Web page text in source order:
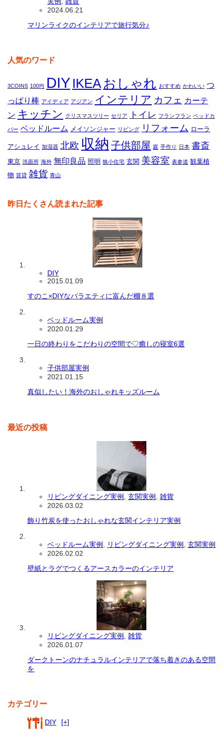
2024.06.21
マリンライクのインテリアで旅行気分♪
人気のワード
3COINS 100均 DIY IKEA おしゃれ おすすめ かわいい つ
っぱり棒 アイディア アジアン インテリア カフェ カーテ
ン キッチン クリスマスツリー セリア トイレ フランフラン ベッドカ
バー ベッドルーム メイソンジャー リビング リフォーム ローラ
アシュレイ 加湿器 北欧 収納 子供部屋 庭 手作り 日本 書斎
東京 洗面所 海外 無印良品 照明 狭小住宅 玄関 美容室 表参道 観葉植
物 賃貸 雑貨 青山
昨日たくさん読まれた記事
DIY
2015.01.09
すのこ×DIYなバラエティに富んだ棚８選
ベッドルーム実例
2020.01.29
一日の終わりをこだわりの空間で♡癒しの寝室6選
子供部屋実例
2021.01.15
真似したい！海外のおしゃれキッズルーム
最近の投稿
リビングダイニング実例 玄関実例
雑貨
2026.03.02
飾り竹炭を使ったおしゃれな玄関インテリア実例
ベッドルーム実例 リビングダイニング実例
玄関実例
2026.02.02
壁紙とラグでつくるアースカラーのインテリア
リビングダイニング実例
雑貨
2026.01.07
ダークトーンのナチュラルインテリアで落ち着きのある空間
を
カテゴリー
DIY [+]